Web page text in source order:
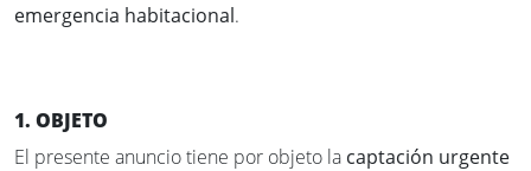
emergencia habitacional.
1. OBJETO
El presente anuncio tiene por objeto la captación urgente